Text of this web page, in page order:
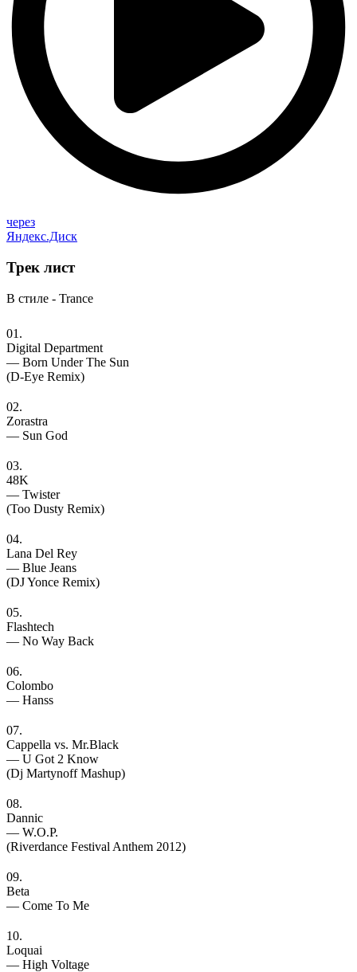
через
Яндекс.Диск
Трек лист
В стиле - Trance
01.
Digital Department
— Born Under The Sun
(D-Eye Remix)
02.
Zorastra
— Sun God
03.
48K
— Twister
(Too Dusty Remix)
04.
Lana Del Rey
— Blue Jeans
(DJ Yonce Remix)
05.
Flashtech
— No Way Back
06.
Colombo
— Hanss
07.
Cappella vs. Mr.Black
— U Got 2 Know
(Dj Martynoff Mashup)
08.
Dannic
— W.O.P.
(Riverdance Festival Anthem 2012)
09.
Beta
— Come To Me
10.
Loquai
— High Voltage